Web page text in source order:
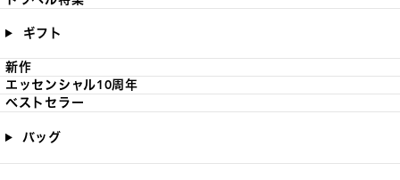
ギフト
新作
エッセンシャル10周年
ベストセラー
バッグ